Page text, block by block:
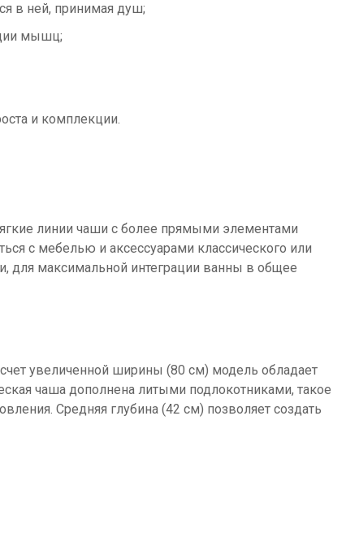
в ней, принимая душ;
мышц;
и комплекции.
линии чаши с более прямыми элементами
с мебелью и аксессуарами классического или
для максимальной интеграции ванны в общее
увеличенной ширины (80 см) модель обладает
чаша дополнена литыми подлокотниками, такое
Средняя глубина (42 см) позволяет создать